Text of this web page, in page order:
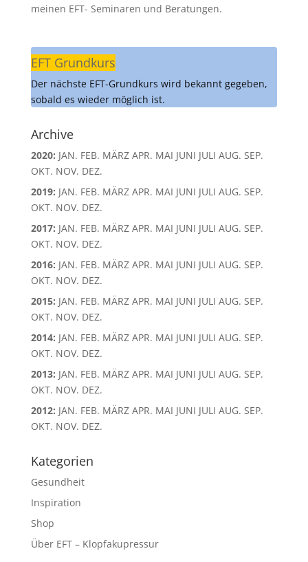
meinen EFT- Seminaren und Beratungen.
EFT Grundkurs
Der nächste EFT-Grundkurs wird bekannt gegeben,
sobald es wieder möglich ist.
Archive
2020: JAN. FEB. MÄRZ APR. MAI JUNI JULI AUG. SEP.
OKT. NOV. DEZ.
2019: JAN. FEB. MÄRZ APR. MAI JUNI JULI AUG. SEP.
OKT. NOV. DEZ.
2017: JAN. FEB. MÄRZ APR. MAI JUNI JULI AUG. SEP.
OKT. NOV. DEZ.
2016: JAN. FEB. MÄRZ APR. MAI JUNI JULI AUG. SEP.
OKT. NOV. DEZ.
2015: JAN. FEB. MÄRZ APR. MAI JUNI JULI AUG. SEP.
OKT. NOV. DEZ.
2014: JAN. FEB. MÄRZ APR. MAI JUNI JULI AUG. SEP.
OKT. NOV. DEZ.
2013: JAN. FEB. MÄRZ APR. MAI JUNI JULI AUG. SEP.
OKT. NOV. DEZ.
2012: JAN. FEB. MÄRZ APR. MAI JUNI JULI AUG. SEP.
OKT. NOV. DEZ.
Kategorien
Gesundheit
Inspiration
Shop
Über EFT – Klopfakupressur